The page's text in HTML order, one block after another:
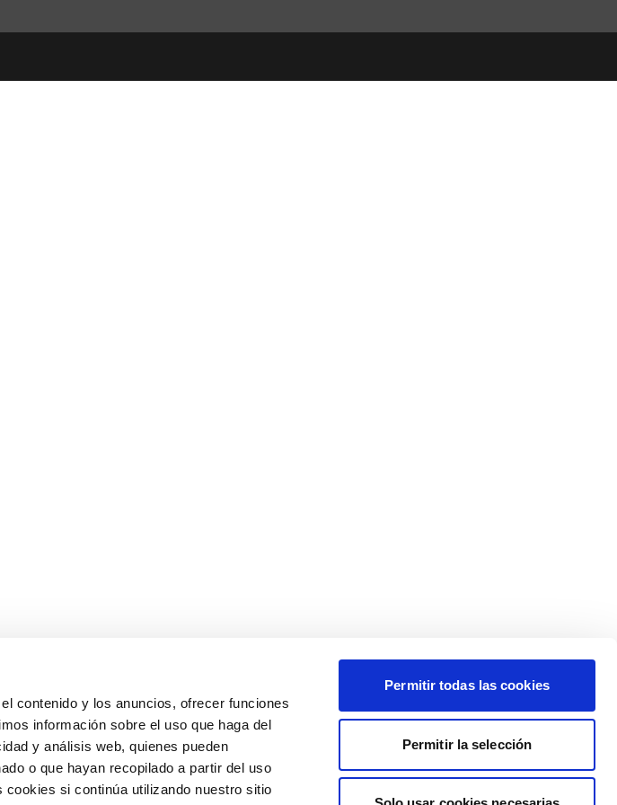
contenido y los anuncios, ofrecer funciones
información sobre el uso que haga del
y análisis web, quienes pueden
o que hayan recopilado a partir del uso
si continúa utilizando nuestro sitio
Permitir todas las cookies
Permitir la selección